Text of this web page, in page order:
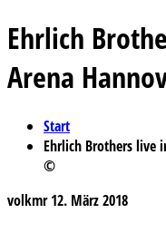
Ehrlich
Arena
Start
Ehrlich Brothers live
©
volkmr 12. März 2018